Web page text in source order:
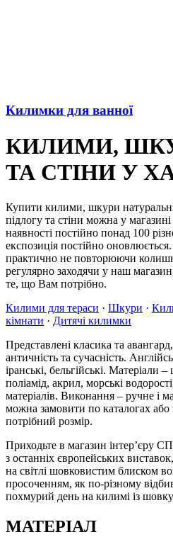
Килимки для ванної
КИЛИМИ,
ТА СТІНИ У
Купити килими, шкури
підлогу та стіни можна у
наявності постійно понад 100
експозиція постійно
практично не повторюючи
регулярно заходячи у наш
те, що Вам потрібно.
Килими для тераси · Шкури ·
кімнати · Дитячі килимки
Представлені класика та
античність та сучасність.
іранські, бельгійські. Матеріали
поліамід, акрил, морські
матеріалів. Виконання – ручне
можна замовити по каталогах
потрібний розмір.
Приходьте в магазин інтер’єру
з останніх європейських
на світлі шовковистим блиском
просоченням, як по-різному
похмурий день на килимі із
МАТЕРІАЛ